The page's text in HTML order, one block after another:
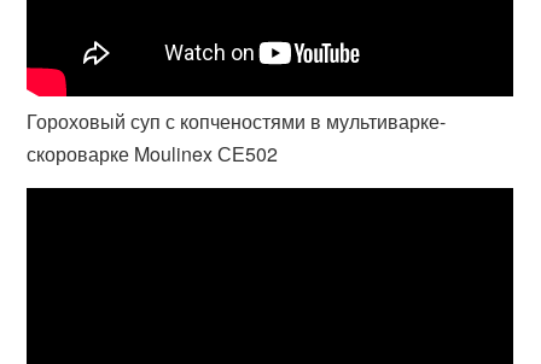
Гороховый суп с копченостями в мультиварке-
скороварке Moulinex СЕ502